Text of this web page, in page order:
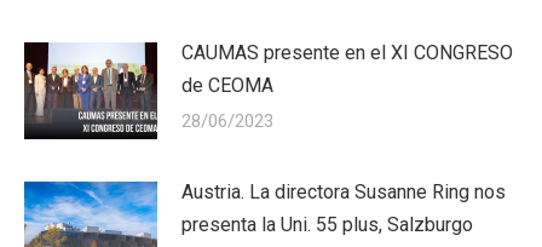
CAUMAS presente en el XI CONGRESO
de CEOMA
28/06/2023
Austria. La directora Susanne Ring nos
presenta la Uni. 55 plus, Salzburgo